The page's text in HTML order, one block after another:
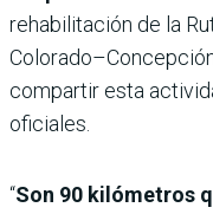
rehabilitación de la
compartir esta
oficiales.
“Son 90 kilómetros